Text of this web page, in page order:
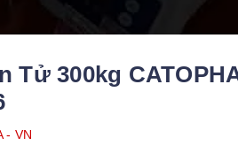
Tử 300kg
- VN